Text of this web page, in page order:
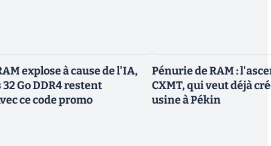
explose à cause de l'IA,
Go DDR4 restent
ce code promo
Pénurie de RAM :
CXMT, qui veut déjà
usine à Pékin